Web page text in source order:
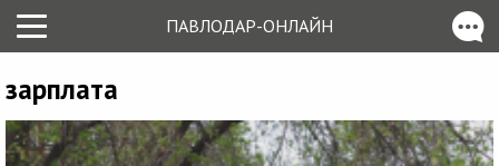
ПАВЛОДАР-ОНЛАЙН
зарплата